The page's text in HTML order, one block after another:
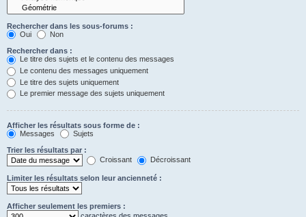
Rechercher dans les sous-forums :
Oui
Non
Rechercher dans :
Le titre des sujets et le contenu des messages
Le contenu des messages uniquement
Le titre des sujets uniquement
Le premier message des sujets uniquement
Afficher les résultats sous forme de :
Messages
Sujets
Trier les résultats par :
Croissant
Décroissant
Limiter les résultats selon leur ancienneté :
Afficher seulement les premiers :